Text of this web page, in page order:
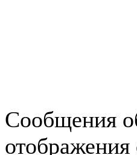
Сообщения
отображения